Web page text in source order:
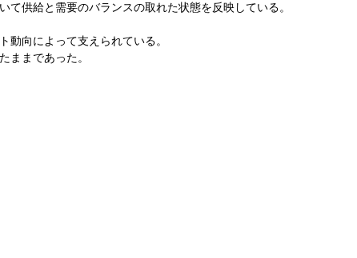
供給と需要のバランスの取れた状態を反映している。
向によって支えられている。
ままであった。